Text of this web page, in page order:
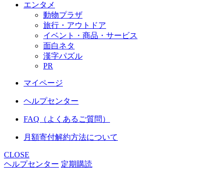
エンタメ
動物プラザ
旅行・アウトドア
イベント・商品・サービス
面白ネタ
漢字パズル
PR
マイページ
ヘルプセンター
FAQ（よくあるご質問）
月額寄付解約方法について
CLOSE
ヘルプセンター 定期購読